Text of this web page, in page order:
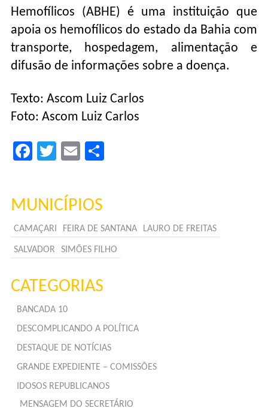
Hemofílicos (ABHE) é uma instituição que
apoia os hemofílicos do estado da Bahia com
transporte, hospedagem, alimentação e
difusão de informações sobre a doença.
Texto: Ascom Luiz Carlos
Foto: Ascom Luiz Carlos
Facebook
TwitterEmail
MUNICÍPIOS
CAMAÇARI FEIRA DE SANTANA LAURO DE FREITAS
SALVADOR SIMÕES FILHO
CATEGORIAS
BANCADA 10
DESCOMPLICANDO A POLÍTICA
DESTAQUE DE NOTÍCIAS
GRANDE EXPEDIENTE – COMISSÕES
IDOSOS REPUBLICANOS
MENSAGEM DO SECRETÁRIO